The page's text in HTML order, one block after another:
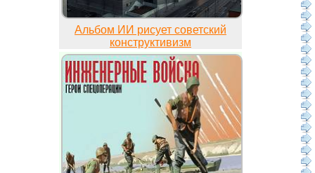
Альбом ИИ рисует советский
конструктивизм